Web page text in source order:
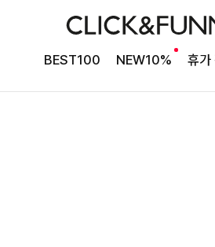
BEST100 NEW10% 휴가
베스트셀러 블라
[2차리오더] 드람린넨 스트링블라우